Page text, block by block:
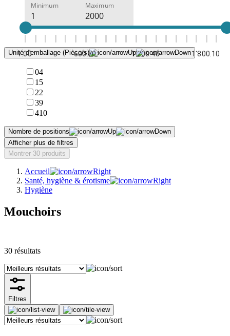
Minimum Maximum
1.00 600.70 1'200.40 1'800.10
Unité d'emballage (Pièce/s)
04
1 5
22
39
410
Nombre de positions
Afficher plus de filtres
Montrer 30 produits
Accueil
Santé, hygiène & érotisme
Hygiène
Mouchoirs
30 résultats
Filtres